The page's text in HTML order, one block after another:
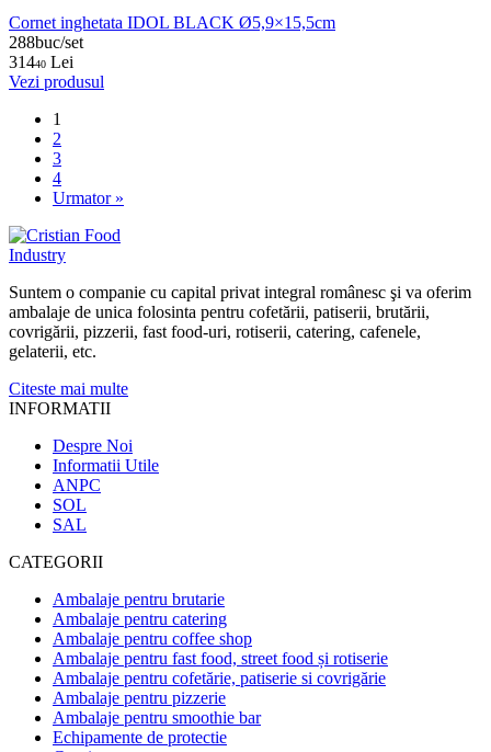
Cornet inghetata IDOL BLACK Ø5,9×15,5cm
288buc/set
31440 Lei
Vezi produsul
1
2
3
4
Urmator »
Suntem o companie cu capital privat integral românesc şi va oferim
ambalaje de unica folosinta pentru cofetării, patiserii, brutării,
covrigării, pizzerii, fast food-uri, rotiserii, catering, cafenele,
gelaterii, etc.
Citeste mai multe
INFORMATII
Despre Noi
Informatii Utile
ANPC
SOL
SAL
CATEGORII
Ambalaje pentru brutarie
Ambalaje pentru catering
Ambalaje pentru coffee shop
Ambalaje pentru fast food, street food și rotiserie
Ambalaje pentru cofetărie, patiserie si covrigărie
Ambalaje pentru pizzerie
Ambalaje pentru smoothie bar
Echipamente de protectie